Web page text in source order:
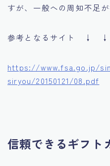
すが、一般への周知不足
参考となるサイト ↓
https://www.fsa.go.jp/
siryou/20150121/08.pdf
信頼できるギフト